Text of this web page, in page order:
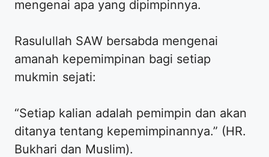
mengenai apa yang dipimpinnya.
Rasulullah SAW bersabda mengenai
amanah kepemimpinan bagi setiap
mukmin sejati:
“Setiap kalian adalah pemimpin dan akan
ditanya tentang kepemimpinannya.” (HR.
Bukhari dan Muslim).